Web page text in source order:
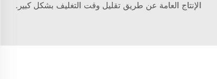
الإنتاج العامة عن طريق تقليل وقت التغليف بشكل كبير.